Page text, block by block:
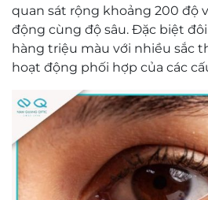
quan sát rộng khoảng 200 độ
động cùng độ sâu. Đặc biệt
hàng triệu màu với nhiều sắc
hoạt động phối hợp của các